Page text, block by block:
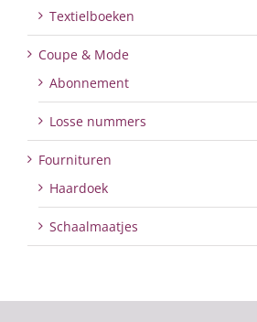
Textielboeken
Coupe & Mode
Abonnement
Losse nummers
Fournituren
Haardoek
Schaalmaatjes